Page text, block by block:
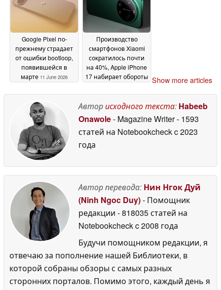
Google Pixel по-
прежнему страдает
от ошибки bootloop,
появившейся в
марте 11 June 2026
Производство
смартфонов Xiaomi
сократилось почти
на 40%, Apple iPhone
17 набирает обороты Show more articles
Авторисходного текста: Habeeb
Onawole- Magazine Writer- 1593
статей на Notebookcheckc 2023
года
Автор перевода: Нин Нгок Дуй
(Ninh Ngoc Duy)- Помощник
редакции - 818035 статей на
Notebookcheckc 2008 года
Будучи помощником редакции, я
отвечаю за пополнение нашей Библиотеки, в
которой собраны обзоры с самых разных
сторонних порталов. Помимо этого, каждый день я